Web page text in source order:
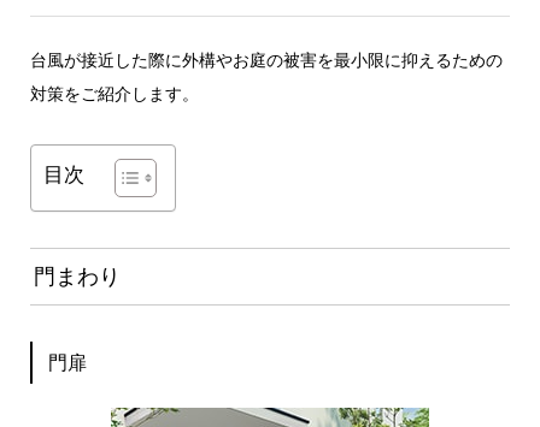
台風が接近した際に外構やお庭の被害を最小限に抑えるための
対策をご紹介します。
目次
門まわり
門扉